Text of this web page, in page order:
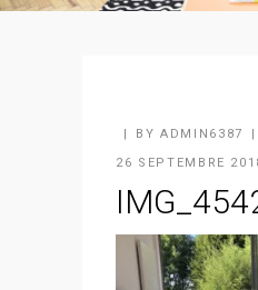
BY ADMIN6387
26 SEPTEMBRE